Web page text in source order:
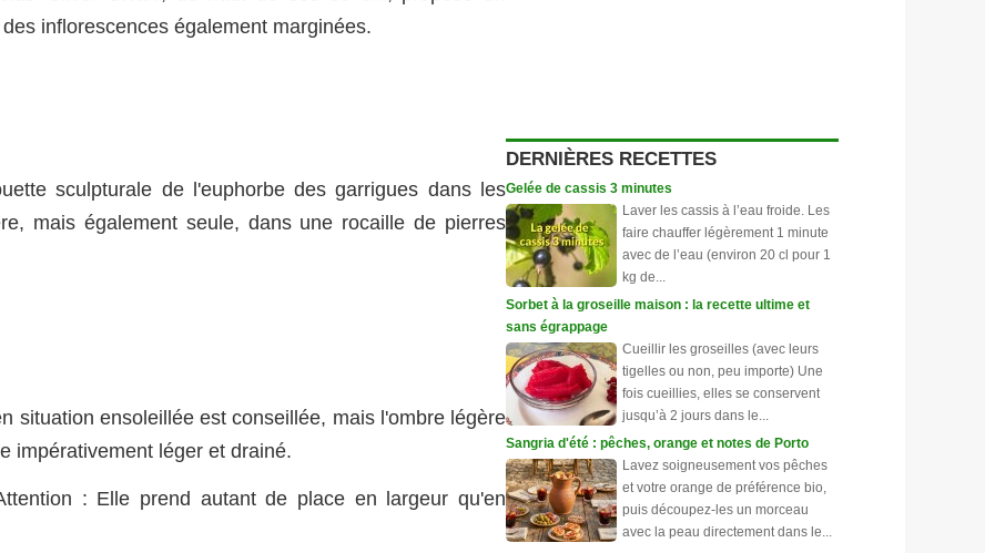
inflorescences également marginées.
sculpturale de l'euphorbe des garrigues dans les
mais également seule, dans une rocaille de pierres
situation ensoleillée est conseillée, mais l'ombre légère
impérativement léger et drainé.
: Elle prend autant de place en largeur qu'en
DERNIÈRES RECETTES
Gelée de cassis 3 minutes
Laver les cassis à l’eau froide. Les
faire chauffer légèrement 1 minute
avec de l’eau (environ 20 cl pour 1
kg de...
Sorbet à la groseille maison : la recette ultime et
sans égrappage
Cueillir les groseilles (avec leurs
tigelles ou non, peu importe) Une
fois cueillies, elles se conservent
jusqu’à 2 jours dans le...
Sangria d'été : pêches, orange et notes de Porto
Lavez soigneusement vos pêches
et votre orange de préférence bio,
puis découpez-les un morceau
avec la peau directement dans le...